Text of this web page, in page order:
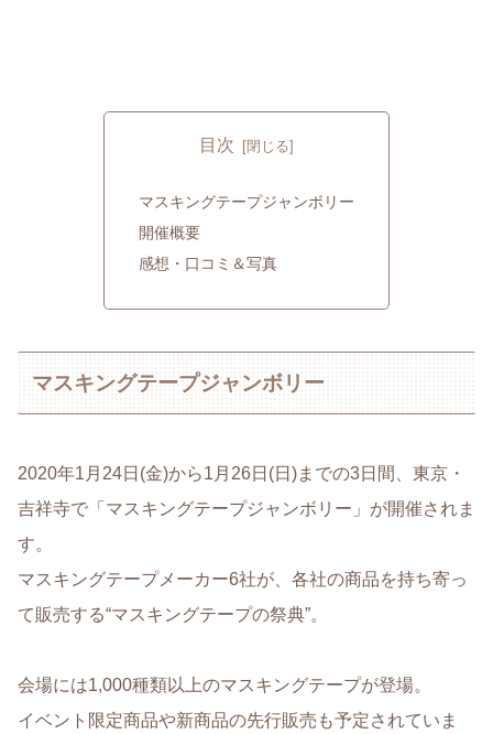
目次
マスキングテープジャンボリー
開催概要
感想・口コミ＆写真
マスキングテープジャンボリー
2020年1月24日(金)から1月26日(日)までの3日間、東京・
吉祥寺で「マスキングテープジャンボリー」が開催されま
す。
マスキングテープメーカー6社が、各社の商品を持ち寄っ
て販売する“マスキングテープの祭典”。
会場には1,000種類以上のマスキングテープが登場。
イベント限定商品や新商品の先行販売も予定されていま